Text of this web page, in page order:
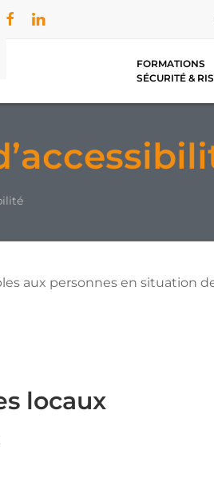
FORMATIONS
SÉCURITÉ &
aux personnes en situation
locaux